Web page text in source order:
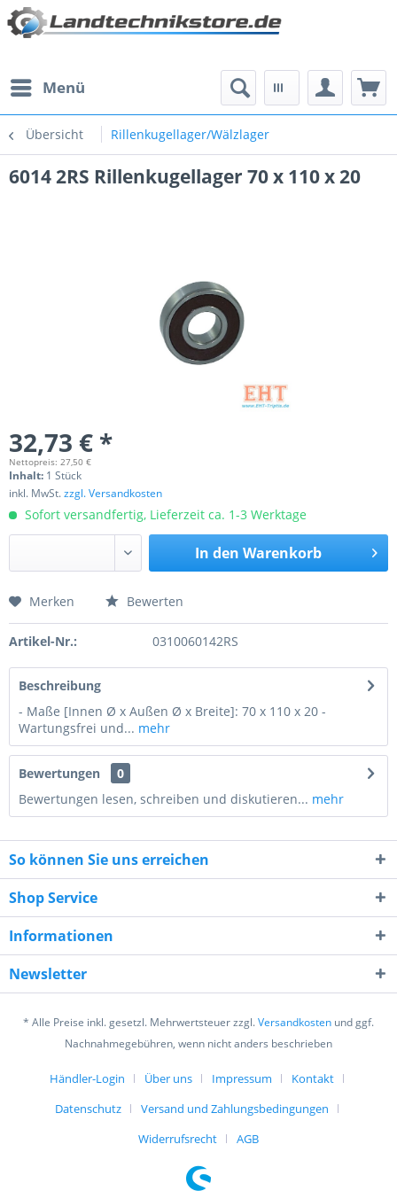
Menü
Übersicht Rillenkugellager/Wälzlager
6014 2RS Rillenkugellager 70 x 110 x 20
32,73 € *
Nettopreis: 27,50 €
Inhalt: 1 Stück
inkl. MwSt.zzgl. Versandkosten
Sofort versandfertig, Lieferzeit ca. 1-3 Werktage
In den Warenkorb
Preis anfragen
9 * 9 = ?
Ich habe dieDatenschutzerklärunggelesen,
verstanden und stimme zu. *
Merken Bewerten
Artikel-Nr.: 0310060142RS
Beschreibung
- Maße [Innen Ø x Außen Ø x Breite]: 70 x 110 x 20 -
Wartungsfrei und... mehr
Bewertungen
0
Bewertungen lesen, schreiben und diskutieren... mehr
So können Sie uns erreichen
Shop Service
Informationen
Newsletter
* Alle Preise inkl. gesetzl. Mehrwertsteuer zzgl.Versandkosten und ggf.
Nachnahmegebühren, wenn nicht anders beschrieben
Händler-Login Über uns Impressum
Kontakt
Datenschutz
Versand und Zahlungsbedingungen
Widerrufsrecht
AGB